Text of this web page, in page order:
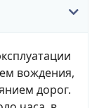
вождения,
дорог.